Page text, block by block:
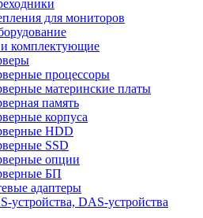
для мониторов
комплектующие
процессоры
материнские платы
память
корпуса
HDD
SSD
опции
БП
адаптеры
устройства, DAS-устройства